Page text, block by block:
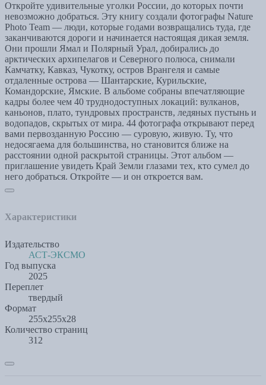
Откройте удивительные уголки России, до которых почти
невозможно добраться. Эту книгу создали фотографы Nature
Photo Team — люди, которые годами возвращались туда, где
заканчиваются дороги и начинается настоящая дикая земля.
Они прошли Ямал и Полярный Урал, добирались до
арктических архипелагов и Северного полюса, снимали
Камчатку, Кавказ, Чукотку, остров Врангеля и самые
отдаленные острова — Шантарские, Курильские,
Командорские, Ямские. В альбоме собраны впечатляющие
кадры более чем 40 труднодоступных локаций: вулканов,
каньонов, плато, тундровых пространств, ледяных пустынь и
водопадов, скрытых от мира. 44 фотографа открывают перед
вами первозданную Россию — суровую, живую. Ту, что
недосягаема для большинства, но становится ближе на
расстоянии одной раскрытой страницы. Этот альбом —
приглашение увидеть Край Земли глазами тех, кто сумел до
него добраться. Откройте — и он откроется вам.
Характеристики
Издательство
АСТ-ЭКСМО
Год выпуска
2025
Переплет
твердый
Формат
255x255x28
Количество страниц
312